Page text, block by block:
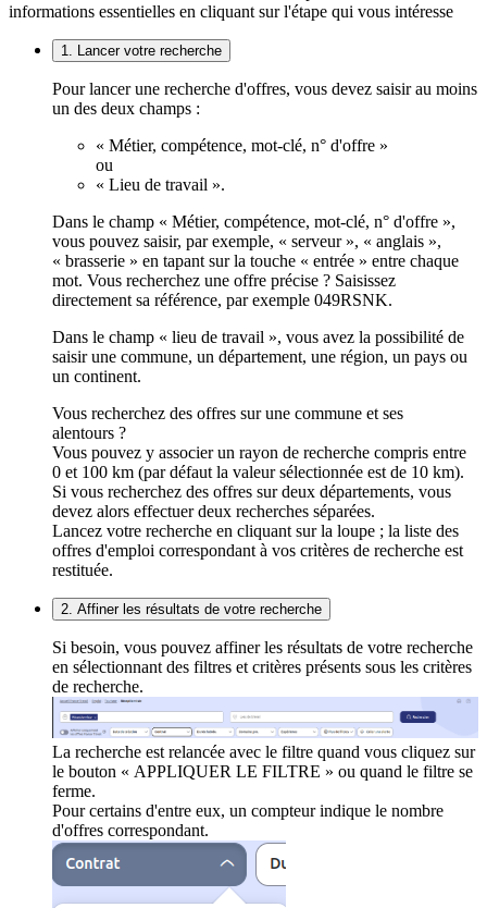
informations essentielles en cliquant sur l'étape qui vous intéresse
1. Lancer votre recherche
Pour lancer une recherche d'offres, vous devez saisir au moins
un des deux champs :
« Métier, compétence, mot-clé, n° d'offre »
ou
« Lieu de travail ».
Dans le champ « Métier, compétence, mot-clé, n° d'offre »,
vous pouvez saisir, par exemple, « serveur », « anglais »,
« brasserie » en tapant sur la touche « entrée » entre chaque
mot. Vous recherchez une offre précise ? Saisissez
directement sa référence, par exemple 049RSNK.
Dans le champ « lieu de travail », vous avez la possibilité de
saisir une commune, un département, une région, un pays ou
un continent.
Vous recherchez des offres sur une commune et ses
alentours ?
Vous pouvez y associer un rayon de recherche compris entre
0 et 100 km (par défaut la valeur sélectionnée est de 10 km).
Si vous recherchez des offres sur deux départements, vous
devez alors effectuer deux recherches séparées.
Lancez votre recherche en cliquant sur la loupe ; la liste des
offres d'emploi correspondant à vos critères de recherche est
restituée.
2. Affiner les résultats de votre recherche
Si besoin, vous pouvez affiner les résultats de votre recherche
en sélectionnant des filtres et critères présents sous les critères
de recherche.
La recherche est relancée avec le filtre quand vous cliquez sur
le bouton « APPLIQUER LE FILTRE » ou quand le filtre se
ferme.
Pour certains d'entre eux, un compteur indique le nombre
d'offres correspondant.